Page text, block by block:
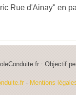
Rue d'Ainay" en
: Objectif
- Mentions